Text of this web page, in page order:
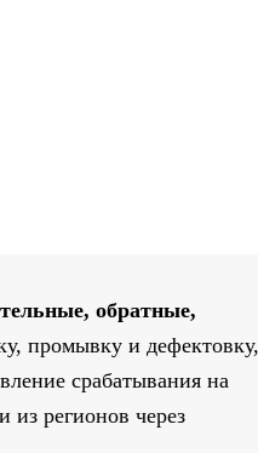
обратные,
промывку и дефектовку,
срабатывания на
из регионов через